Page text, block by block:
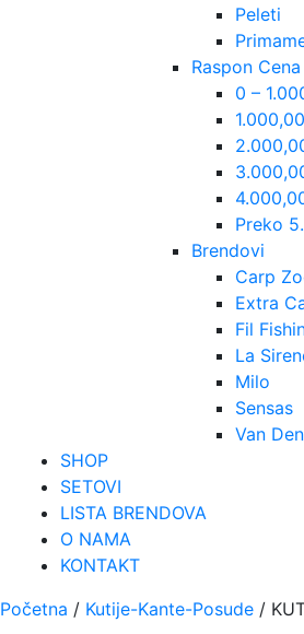
Peleti
Raspon Cena
0 –
Preko
Brendovi
Carp
Extra
Fil
La
Milo
Sensas
Van
SHOP
SETOVI
LISTA BRENDOVA
O NAMA
KONTAKT
Početna / Kutije-Kante-Posude /